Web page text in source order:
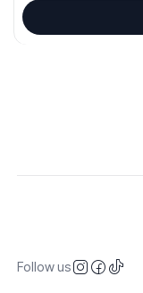
Follow us